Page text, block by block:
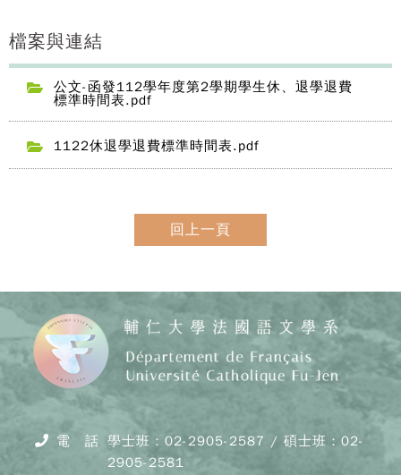
檔案與連結
公文-函發112學年度第2學期學生休、退學退費
標準時間表.pdf
1122休退學退費標準時間表.pdf
回上一頁
電 話 學士班：02-2905-2587 / 碩士班：02-
2905-2581